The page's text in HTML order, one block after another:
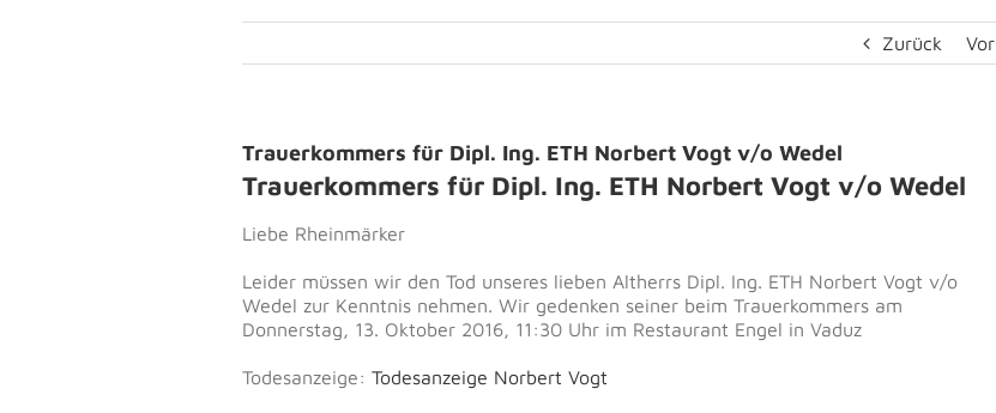
Zurück Vor
Trauerkommers für Dipl. Ing. ETH Norbert Vogt v/o Wedel
Trauerkommers für Dipl. Ing. ETH Norbert Vogt v/o Wedel
Liebe Rheinmärker
Leider müssen wir den Tod unseres lieben Altherrs Dipl. Ing. ETH Norbert Vogt v/o
Wedel zur Kenntnis nehmen. Wir gedenken seiner beim Trauerkommers am
Donnerstag, 13. Oktober 2016, 11:30 Uhr im Restaurant Engel in Vaduz
Todesanzeige: Todesanzeige Norbert Vogt